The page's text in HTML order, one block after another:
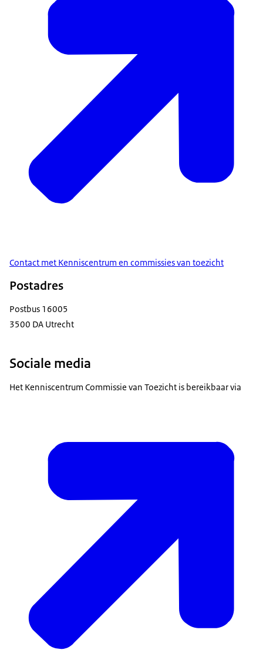
Contact met Kenniscentrum en commissies van toezicht
Postadres
Postbus 16005
3500 DA Utrecht
Sociale media
Het Kenniscentrum Commissie van Toezicht is bereikbaar via